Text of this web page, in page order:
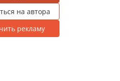
на автора
рекламу